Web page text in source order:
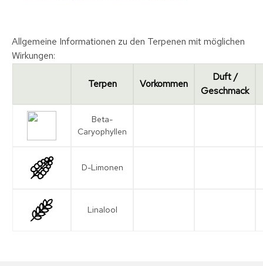
Allgemeine Informationen zu den Terpenen mit möglichen
Wirkungen:
Terpen Vorkommen
Duft /
Geschmack
Beta-
Caryophyllen
D-Limonen
Linalool